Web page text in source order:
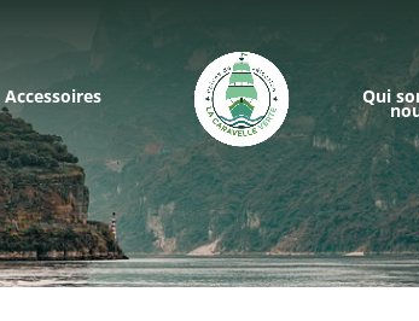
Accessoires Qui